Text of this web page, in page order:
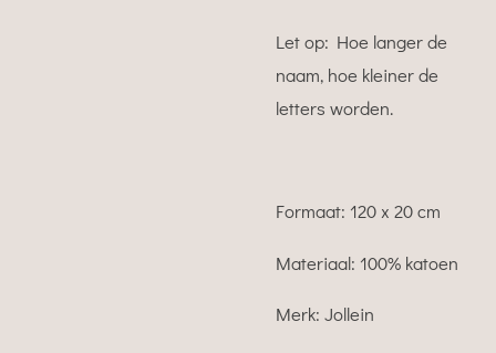
Let op: Hoe langer de
naam, hoe kleiner de
letters worden.
Formaat: 120 x 20 cm
Materiaal: 100% katoen
Merk: Jollein